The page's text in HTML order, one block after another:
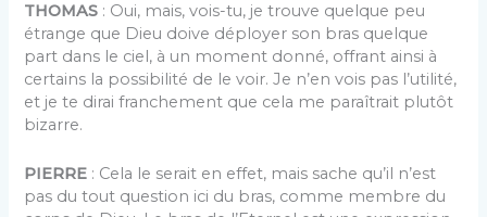
THOMAS : Oui, mais, vois-tu, je trouve quelque peu
étrange que Dieu doive déployer son bras quelque
part dans le ciel, à un moment donné, offrant ainsi à
certains la possibilité de le voir. Je n’en vois pas l’utilité,
et je te dirai franchement que cela me paraîtrait plutôt
bizarre.
PIERRE : Cela le serait en effet, mais sache qu’il n’est
pas du tout question ici du bras, comme membre du